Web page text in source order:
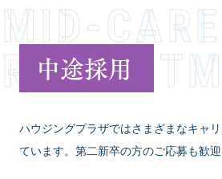
MID-
中途採用
ハウジングプラザではさまざまなキャ
ています。第二新卒の方のご応募も歓迎